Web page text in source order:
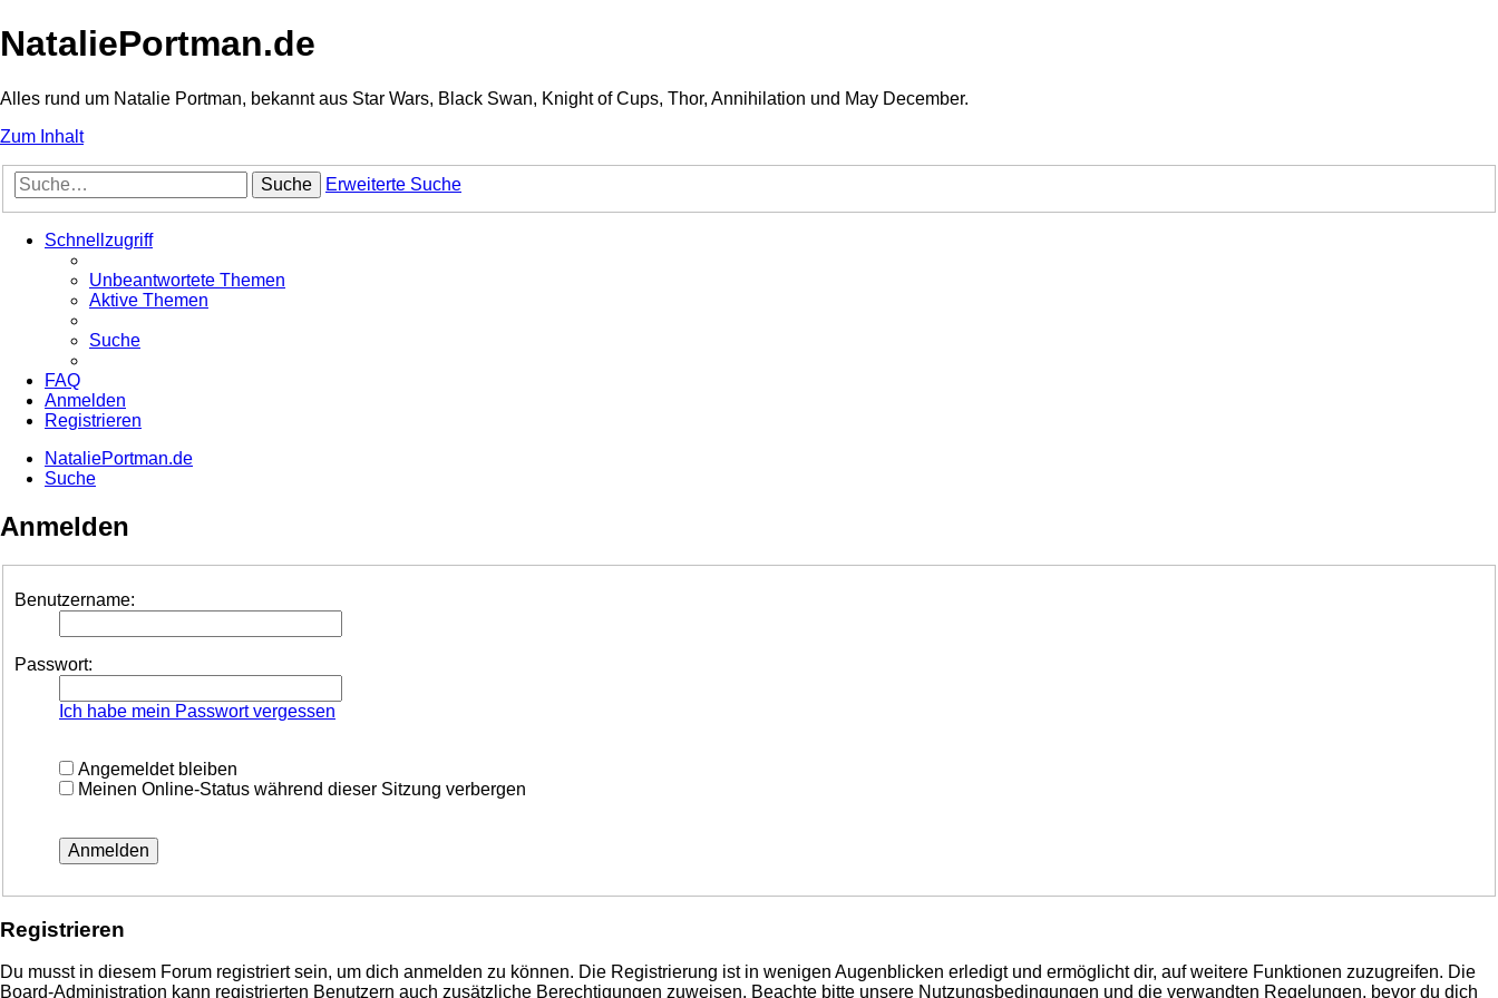
NataliePortman.de
Alles rund um Natalie Portman, bekannt aus Star Wars, Black Swan, Knight of Cups, Thor, Annihilation und May December.
Zum Inhalt
Suche Erweiterte Suche
Schnellzugriff
Unbeantwortete Themen
Aktive Themen
Suche
FAQ
Anmelden
Registrieren
NataliePortman.de
Suche
Anmelden
Benutzername:
Passwort:
Ich habe mein Passwort vergessen
Angemeldet bleiben
Meinen Online-Status während dieser Sitzung verbergen
Registrieren
Du musst in diesem Forum registriert sein, um dich anmelden zu können. Die Registrierung ist in wenigen Augenblicken erledigt und ermöglicht dir, auf weitere Funktionen zuzugreifen. Die
Board-Administration kann registrierten Benutzern auch zusätzliche Berechtigungen zuweisen. Beachte bitte unsere Nutzungsbedingungen und die verwandten Regelungen, bevor du dich